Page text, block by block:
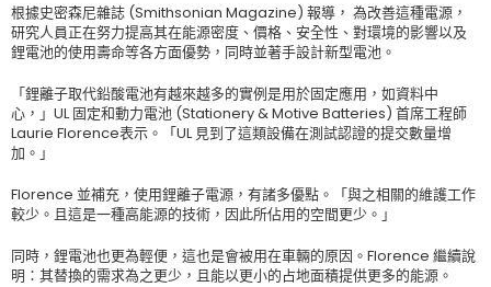
根據史密森尼雜誌 (Smithsonian Magazine) 報導， 為改善這種電源，
研究人員正在努力提高其在能源密度、價格、安全性、對環境的影響以及
鋰電池的使用壽命等各方面優勢，同時並著手設計新型電池。
「鋰離子取代鉛酸電池有越來越多的實例是用於固定應用，如資料中
心，」UL 固定和動力電池 (Stationery & Motive Batteries) 首席工程師
Laurie Florence表示。「UL 見到了這類設備在測試認證的提交數量增
加。」
Florence 並補充，使用鋰離子電源，有諸多優點。「與之相關的維護工作
較少。且這是一種高能源的技術，因此所佔用的空間更少。」
同時，鋰電池也更為輕便，這也是會被用在車輛的原因。Florence 繼續說
明：其替換的需求為之更少，且能以更小的占地面積提供更多的能源。